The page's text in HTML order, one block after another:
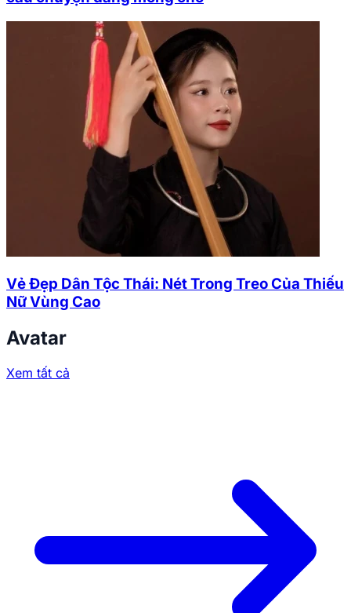
Vẻ Đẹp Dân Tộc Thái: Nét Trong Treo Của Thiếu
Nữ Vùng Cao
Avatar
Xem tất cả